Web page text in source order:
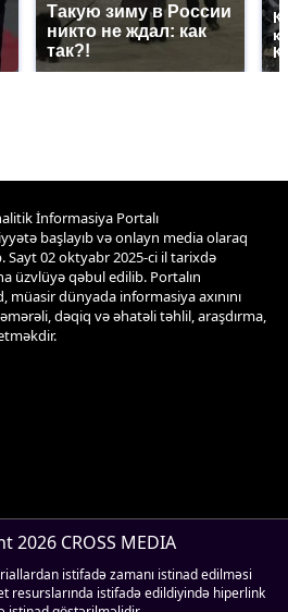
Такую зиму в России
никто не ждал: как
так?!
İnformasiya Portalı
başlayıb və onlayn media olaraq
Sayt 02 oktyabr 2025-ci il tarixdə
üzvlüyə qəbul edilib. Portalın
müasir dünyada informasiya axınını
dəqiq və əhatəli təhlil, araşdırma,
2026 CROSS MEDIA
istifadə zamanı istinad edilməsi
resurslarında istifadə edildiyində hiperlink